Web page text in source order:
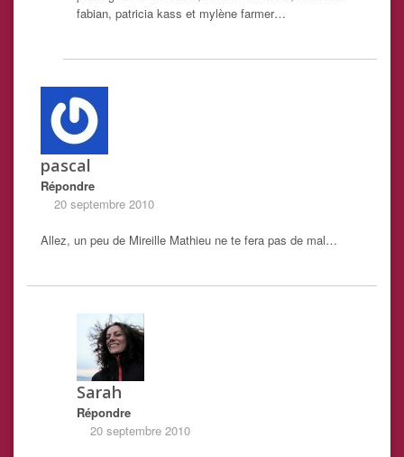
fabian, patricia kass et mylène farmer…
pascal
Répondre
20 septembre 2010
Allez, un peu de Mireille Mathieu ne te fera pas de mal…
Sarah
Répondre
20 septembre 2010